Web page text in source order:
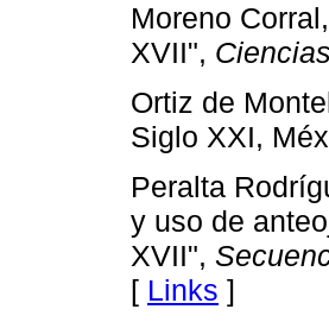
Moreno
XVII", Ciencias
Ortiz de
Siglo XXI,
Peralta
y uso de
XVII",
[ Links ]